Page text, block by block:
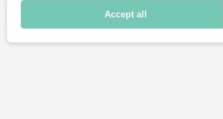
Technische Daten
Accept all